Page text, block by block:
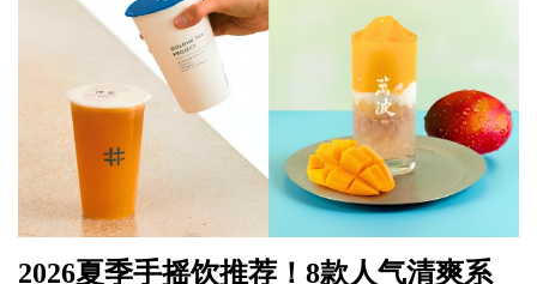
2026夏季手摇饮推荐！8款人气清爽系